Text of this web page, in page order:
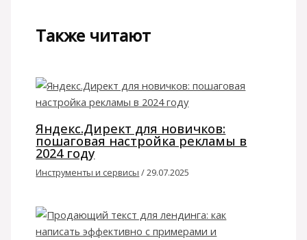
Также читают
Яндекс.Директ для новичков:
пошаговая настройка рекламы в
2024 году
Инструменты и сервисы /29.07.2025